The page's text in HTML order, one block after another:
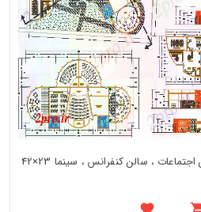
دانلود نقشه مرکز فرهنگی ، سالن اجتماعات ، سالن کنفرانس ، سینما 23×42